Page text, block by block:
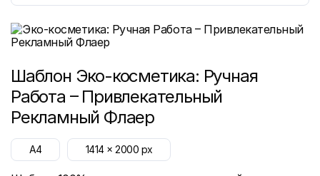
Шаблон Эко-косметика: Ручная
Работа – Привлекательный
Рекламный Флаер
A4 1414 x2000 px